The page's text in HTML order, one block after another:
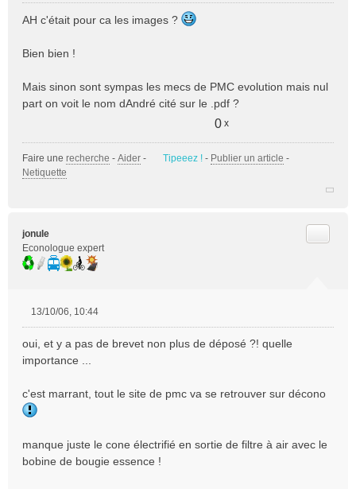
s
a
e
l
u
AH c'était pour ca les images ?
Bien bien !
Mais sinon sont sympas les mecs de PMC evolution mais nul
part on voit le nom dAndré cité sur le .pdf ?
0 x
Faire une recherche - Aider - Tipeeez ! - Publier un article -
Netiquette
jonule
Econologue expert
s
s
g
e
n
l
13/10/06, 10:44
oui, et y a pas de brevet non plus de déposé ?! quelle
importance ...
c'est marrant, tout le site de pmc va se retrouver sur décono
manque juste le cone électrifié en sortie de filtre à air avec le
bobine de bougie essence !